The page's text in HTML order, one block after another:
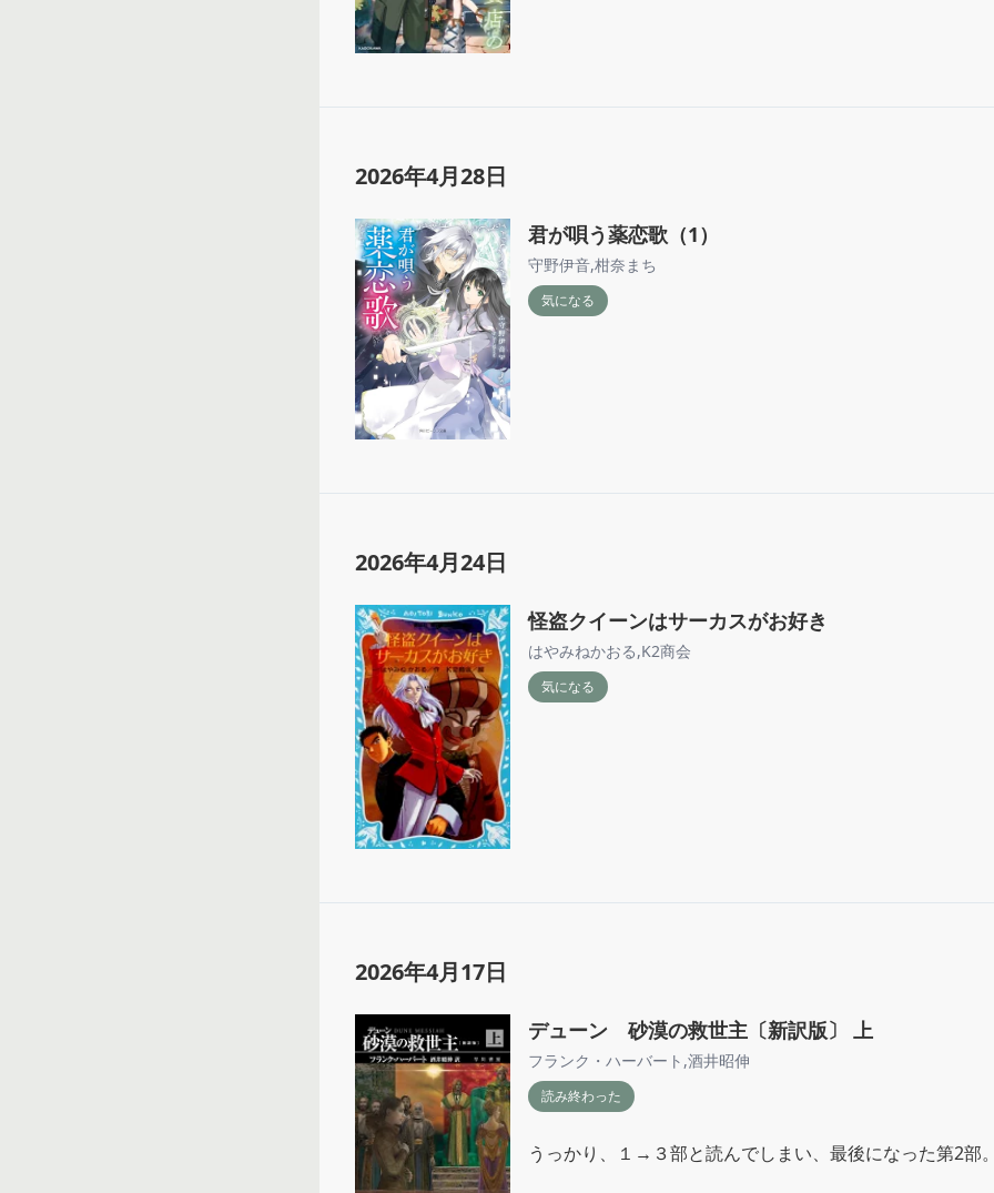
2026年4月28日
君が唄う薬恋歌（1）
守野伊音,柑奈まち
気になる
2026年4月24日
怪盗クイーンはサーカスがお好き
はやみねかおる,K2商会
気になる
2026年4月17日
デューン 砂漠の救世主〔新訳版〕 上
フランク・ハーバート ,酒井昭伸
読み終わった
うっかり、１→３部と読んでしまい、最後になった第2部